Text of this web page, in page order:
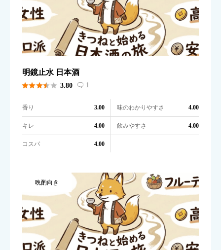
明鏡止水 日本酒
 3.80  1
香り 3.00 味のわかりやすさ 4.00
キレ 4.00 飲みやすさ 4.00
コスパ 4.00
晩酌向き